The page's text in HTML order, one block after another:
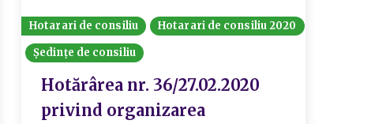
Hotarari de consiliu
Hotarari de consiliu 2020
Ședințe de consiliu
Hotărârea nr. 36/27.02.2020
privind organizarea